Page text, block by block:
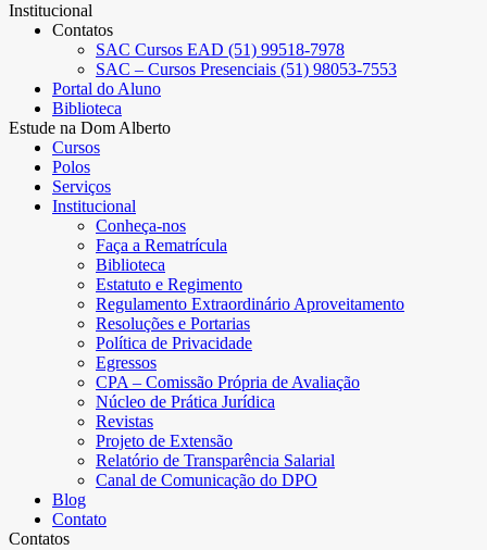
Institucional
Contatos
SAC Cursos EAD (51) 99518-7978
SAC – Cursos Presenciais (51) 98053-7553
Portal do Aluno
Biblioteca
Estude na Dom Alberto
Cursos
Polos
Serviços
Institucional
Conheça-nos
Faça a Rematrícula
Biblioteca
Estatuto e Regimento
Regulamento Extraordinário Aproveitamento
Resoluções e Portarias
Política de Privacidade
Egressos
CPA – Comissão Própria de Avaliação
Núcleo de Prática Jurídica
Revistas
Projeto de Extensão
Relatório de Transparência Salarial
Canal de Comunicação do DPO
Blog
Contato
Contatos